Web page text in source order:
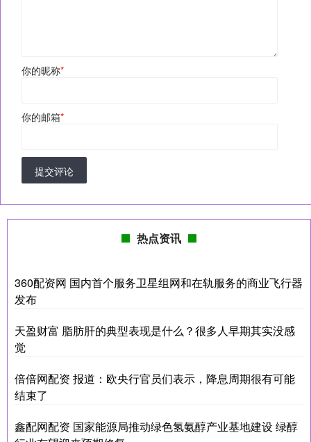
你的昵称*
你的邮箱*
提交评论
热点资讯
360配资网 国内首个服务卫星组网和在轨服务的商业飞行器
发布
天盈财富 脂肪肝的典型表现是什么？很多人早期其实没感
觉
倍倍网配资 报道：欧央行官员们表示，降息周期很有可能
结束了
鑫配网配资 国家能源局推动绿色氢氨醇产业基地建设 绿醇